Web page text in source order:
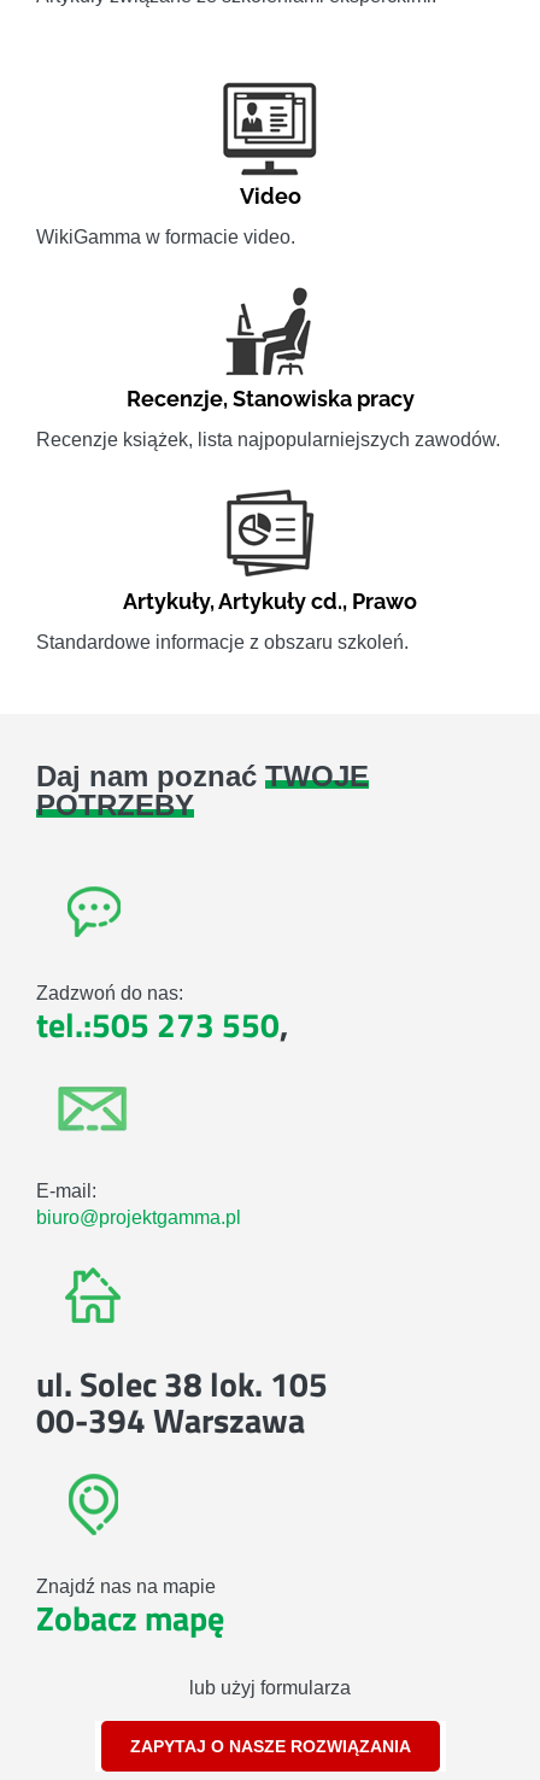
Video
WikiGamma w formacie video.
Recenzje,Stanowiska pracy
Recenzje książek, lista najpopularniejszych zawodów.
Artykuły,Artykuły cd., Prawo
Standardowe informacje z obszaru szkoleń.
Daj nam poznać TWOJE
POTRZEBY
Zadzwoń do nas:
tel.:505 273 550,
E-mail:
biuro@projektgamma.pl
ul. Solec 38 lok. 105
00-394 Warszawa
Znajdź nas na mapie
Zobacz mapę
lub użyj formularza
ZAPYTAJ O NASZE ROZWIĄZANIA